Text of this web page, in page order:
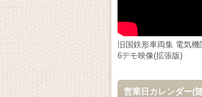
旧国鉄形車両集 電気
6デモ映像(拡張版)
営業日カレンダー(